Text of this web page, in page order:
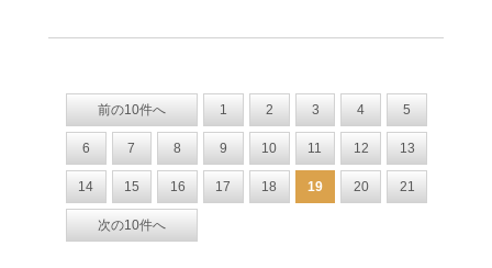
前の10件へ 1 2 3 4 5
6 7 8 9 10 11 12 13
14 15 16 17 18 19 20 21
次の10件へ